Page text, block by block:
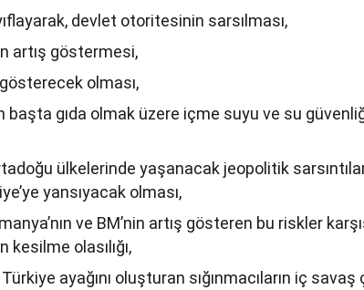
devlet otoritesinin sarsılması,
artış göstermesi,
olması,
gıda olmak üzere içme suyu ve su
ülkelerinde yaşanacak jeopolitik
yansıyacak olması,
ve BM’nin artış gösteren bu riskler
olasılığı,
ayağını oluşturan sığınmacıların iç savaş